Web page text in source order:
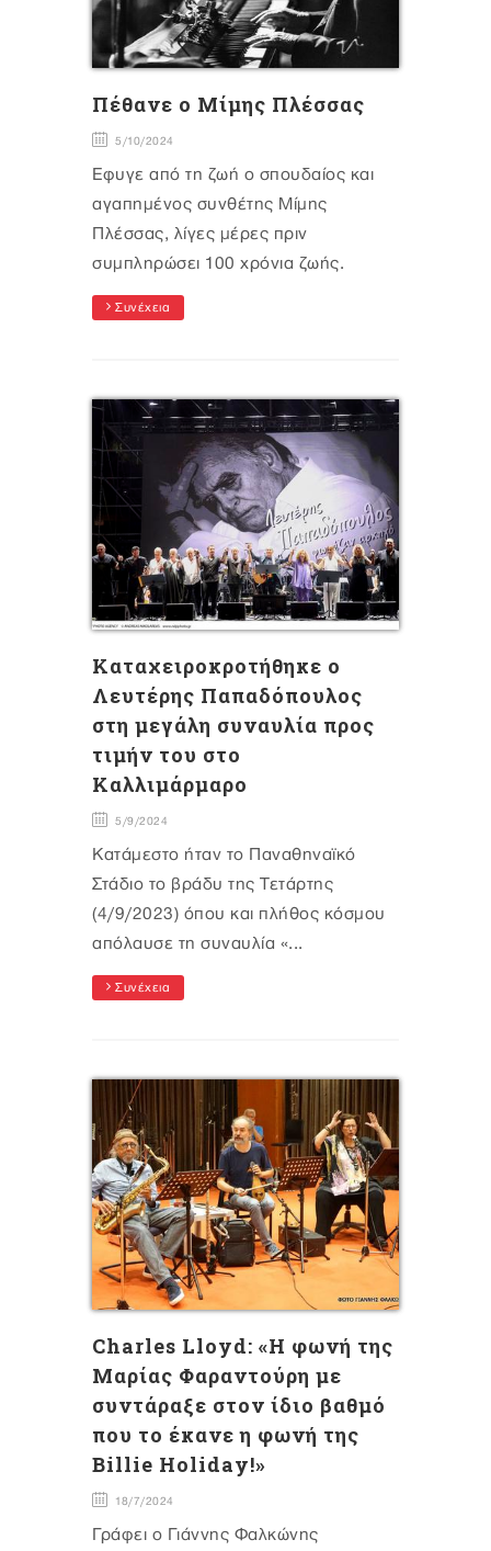
Πέθανε ο Μίμης Πλέσσας
5/10/2024
Έφυγε από τη ζωή ο σπουδαίος και
αγαπημένος συνθέτης Μίμης
Πλέσσας, λίγες μέρες πριν
συμπληρώσει 100 χρόνια ζωής.
Συνέχεια
Καταχειροκροτήθηκε ο
Λευτέρης Παπαδόπουλος
στη μεγάλη συναυλία προς
τιμήν του στο
Καλλιμάρμαρο
5/9/2024
Κατάμεστο ήταν το Παναθηναϊκό
Στάδιο το βράδυ της Τετάρτης
(4/9/2023) όπου και πλήθος κόσμου
απόλαυσε τη συναυλία «...
Συνέχεια
Charles Lloyd: «Η φωνή της
Μαρίας Φαραντούρη με
συντάραξε στον ίδιο βαθμό
που το έκανε η φωνή της
Billie Holiday!»
18/7/2024
Γράφει ο Γιάννης Φαλκώνης